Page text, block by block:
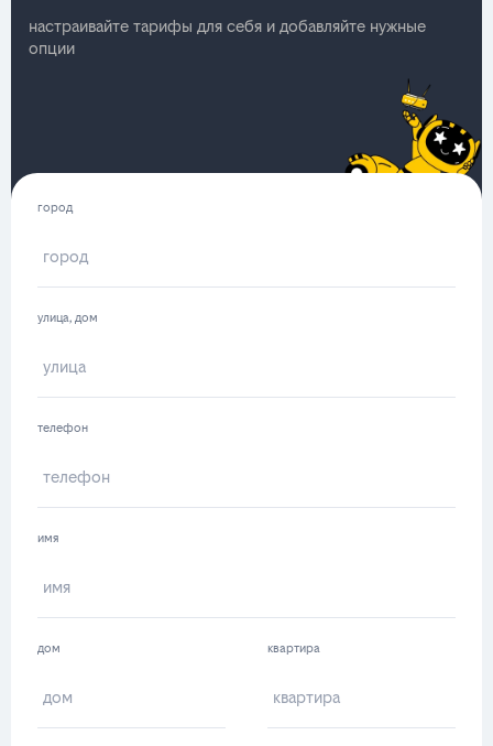
настраивайте тарифы для себя и добавляйте нужные
опции
город
улица, дом
телефон
имя
дом квартира